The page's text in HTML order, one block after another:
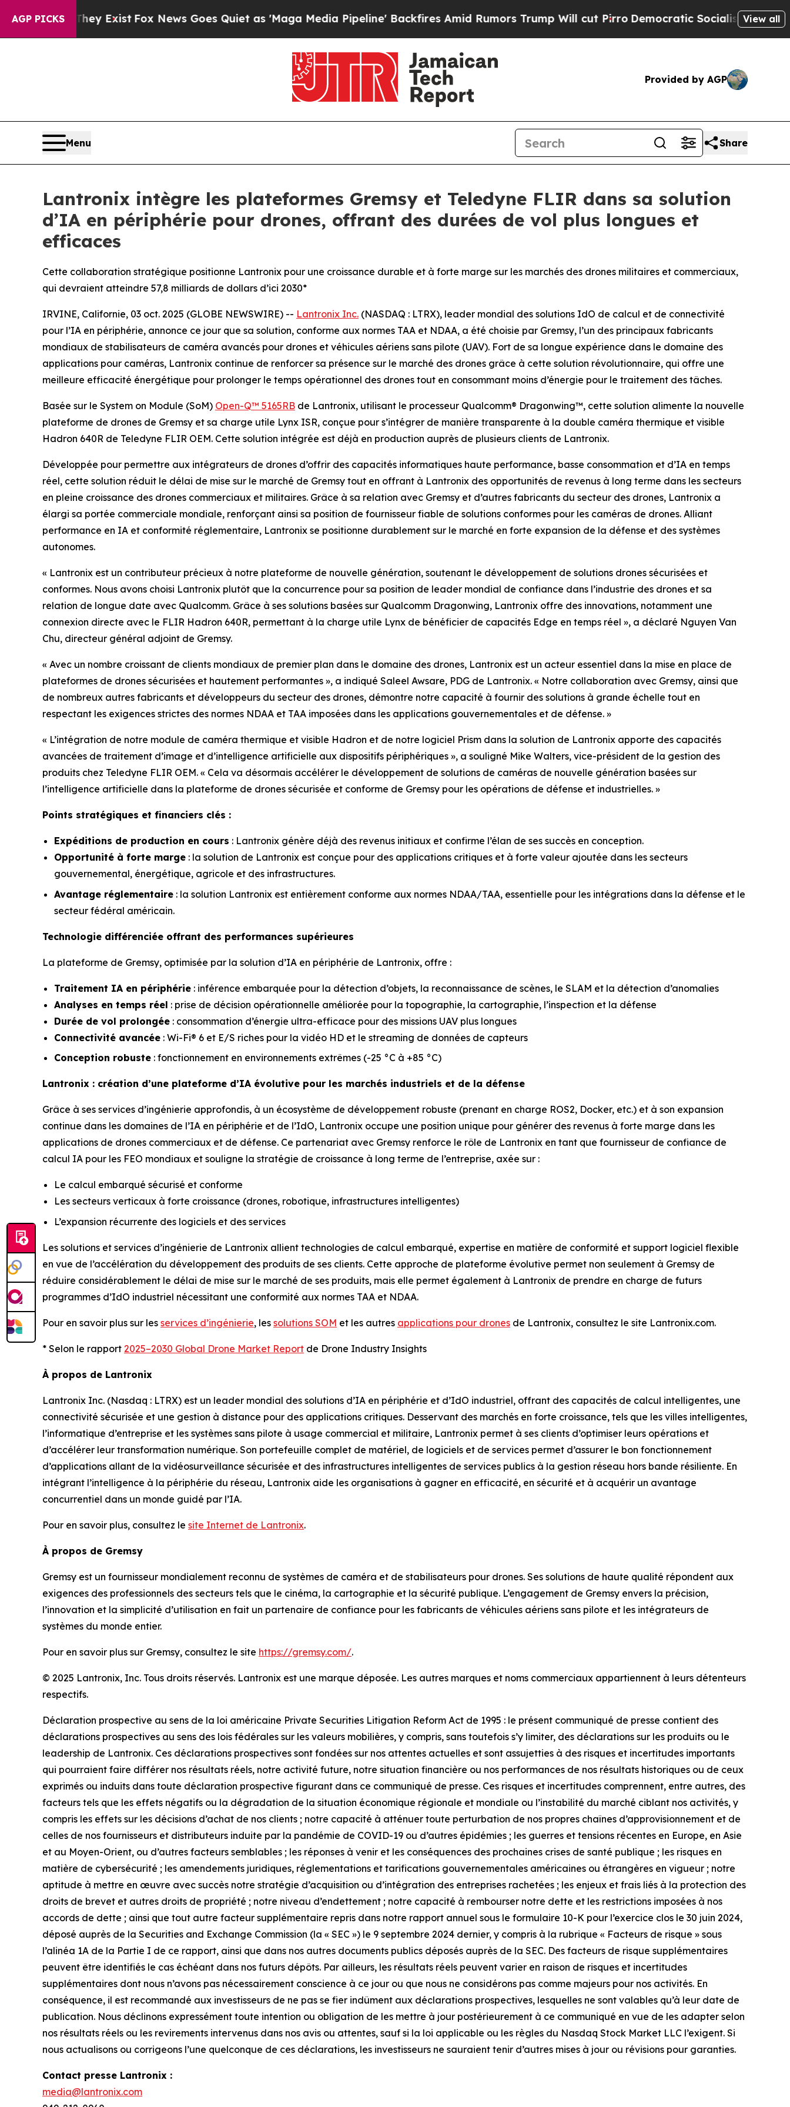
AGP PICKS
ExistFox News Goes Quiet as 'Maga Media Pipeline' Backfires Amid Rumors Trump Will cut PirroDemocratic Socialists of America Propose
View all
Provided by AGP
Menu Share
Lantronix intègre les plateformes Gremsy et Teledyne FLIR dans sa solution
d’IA en périphérie pour drones, offrant des durées de vol plus longues et
efficaces
Cette collaboration stratégique positionne Lantronix pour une croissance durable et à forte marge sur les marchés des drones militaires et commerciaux,
qui devraient atteindre 57,8 milliards de dollars d’ici 2030*
IRVINE, Californie, 03 oct. 2025 (GLOBE NEWSWIRE) -- Lantronix Inc. (NASDAQ : LTRX), leader mondial des solutions IdO de calcul et de connectivité
pour l’IA en périphérie, annonce ce jour que sa solution, conforme aux normes TAA et NDAA, a été choisie par Gremsy, l’un des principaux fabricants
mondiaux de stabilisateurs de caméra avancés pour drones et véhicules aériens sans pilote (UAV). Fort de sa longue expérience dans le domaine des
applications pour caméras, Lantronix continue de renforcer sa présence sur le marché des drones grâce à cette solution révolutionnaire, qui offre une
meilleure efficacité énergétique pour prolonger le temps opérationnel des drones tout en consommant moins d’énergie pour le traitement des tâches.
Basée sur le System on Module (SoM) Open-Q™ 5165RB de Lantronix, utilisant le processeur Qualcomm® Dragonwing™, cette solution alimente la nouvelle
plateforme de drones de Gremsy et sa charge utile Lynx ISR, conçue pour s’intégrer de manière transparente à la double caméra thermique et visible
Hadron 640R de Teledyne FLIR OEM. Cette solution intégrée est déjà en production auprès de plusieurs clients de Lantronix.
Développée pour permettre aux intégrateurs de drones d’offrir des capacités informatiques haute performance, basse consommation et d’IA en temps
réel, cette solution réduit le délai de mise sur le marché de Gremsy tout en offrant à Lantronix des opportunités de revenus à long terme dans les secteurs
en pleine croissance des drones commerciaux et militaires. Grâce à sa relation avec Gremsy et d’autres fabricants du secteur des drones, Lantronix a
élargi sa portée commerciale mondiale, renforçant ainsi sa position de fournisseur fiable de solutions conformes pour les caméras de drones. Alliant
performance en IA et conformité réglementaire, Lantronix se positionne durablement sur le marché en forte expansion de la défense et des systèmes
autonomes.
« Lantronix est un contributeur précieux à notre plateforme de nouvelle génération, soutenant le développement de solutions drones sécurisées et
conformes. Nous avons choisi Lantronix plutôt que la concurrence pour sa position de leader mondial de confiance dans l’industrie des drones et sa
relation de longue date avec Qualcomm. Grâce à ses solutions basées sur Qualcomm Dragonwing, Lantronix offre des innovations, notamment une
connexion directe avec le FLIR Hadron 640R, permettant à la charge utile Lynx de bénéficier de capacités Edge en temps réel », a déclaré Nguyen Van
Chu, directeur général adjoint de Gremsy.
« Avec un nombre croissant de clients mondiaux de premier plan dans le domaine des drones, Lantronix est un acteur essentiel dans la mise en place de
plateformes de drones sécurisées et hautement performantes », a indiqué Saleel Awsare, PDG de Lantronix. « Notre collaboration avec Gremsy, ainsi que
de nombreux autres fabricants et développeurs du secteur des drones, démontre notre capacité à fournir des solutions à grande échelle tout en
respectant les exigences strictes des normes NDAA et TAA imposées dans les applications gouvernementales et de défense. »
« L’intégration de notre module de caméra thermique et visible Hadron et de notre logiciel Prism dans la solution de Lantronix apporte des capacités
avancées de traitement d’image et d’intelligence artificielle aux dispositifs périphériques », a souligné Mike Walters, vice-président de la gestion des
produits chez Teledyne FLIR OEM. « Cela va désormais accélérer le développement de solutions de caméras de nouvelle génération basées sur
l’intelligence artificielle dans la plateforme de drones sécurisée et conforme de Gremsy pour les opérations de défense et industrielles. »
Points stratégiques et financiers clés :
Expéditions de production en cours : Lantronix génère déjà des revenus initiaux et confirme l’élan de ses succès en conception.
Opportunité à forte marge : la solution de Lantronix est conçue pour des applications critiques et à forte valeur ajoutée dans les secteurs
gouvernemental, énergétique, agricole et des infrastructures.
Avantage réglementaire : la solution Lantronix est entièrement conforme aux normes NDAA/TAA, essentielle pour les intégrations dans la défense et le
secteur fédéral américain.
Technologie différenciée offrant des performances supérieures
La plateforme de Gremsy, optimisée par la solution d’IA en périphérie de Lantronix, offre :
Traitement IA en périphérie : inférence embarquée pour la détection d’objets, la reconnaissance de scènes, le SLAM et la détection d’anomalies
Analyses en temps réel : prise de décision opérationnelle améliorée pour la topographie, la cartographie, l’inspection et la défense
Durée de vol prolongée : consommation d’énergie ultra-efficace pour des missions UAV plus longues
Connectivité avancée : Wi-Fi® 6 et E/S riches pour la vidéo HD et le streaming de données de capteurs
Conception robuste : fonctionnement en environnements extrêmes (-25 °C à +85 °C)
Lantronix : création d’une plateforme d’IA évolutive pour les marchés industriels et de la défense
Grâce à ses services d’ingénierie approfondis, à un écosystème de développement robuste (prenant en charge ROS2, Docker, etc.) et à son expansion
continue dans les domaines de l’IA en périphérie et de l’IdO, Lantronix occupe une position unique pour générer des revenus à forte marge dans les
applications de drones commerciaux et de défense. Ce partenariat avec Gremsy renforce le rôle de Lantronix en tant que fournisseur de confiance de
calcul IA pour les FEO mondiaux et souligne la stratégie de croissance à long terme de l’entreprise, axée sur :
Le calcul embarqué sécurisé et conforme
Les secteurs verticaux à forte croissance (drones, robotique, infrastructures intelligentes)
L’expansion récurrente des logiciels et des services
Les solutions et services d’ingénierie de Lantronix allient technologies de calcul embarqué, expertise en matière de conformité et support logiciel flexible
en vue de l’accélération du développement des produits de ses clients. Cette approche de plateforme évolutive permet non seulement à Gremsy de
réduire considérablement le délai de mise sur le marché de ses produits, mais elle permet également à Lantronix de prendre en charge de futurs
programmes d’IdO industriel nécessitant une conformité aux normes TAA et NDAA.
Pour en savoir plus sur les services d’ingénierie, les solutions SOM et les autres applications pour drones de Lantronix, consultez le site Lantronix.com.
* Selon le rapport 2025–2030 Global Drone Market Report de Drone Industry Insights
À propos de Lantronix
Lantronix Inc. (Nasdaq : LTRX) est un leader mondial des solutions d’IA en périphérie et d’IdO industriel, offrant des capacités de calcul intelligentes, une
connectivité sécurisée et une gestion à distance pour des applications critiques. Desservant des marchés en forte croissance, tels que les villes intelligentes,
l’informatique d’entreprise et les systèmes sans pilote à usage commercial et militaire, Lantronix permet à ses clients d’optimiser leurs opérations et
d’accélérer leur transformation numérique. Son portefeuille complet de matériel, de logiciels et de services permet d’assurer le bon fonctionnement
d’applications allant de la vidéosurveillance sécurisée et des infrastructures intelligentes de services publics à la gestion réseau hors bande résiliente. En
intégrant l’intelligence à la périphérie du réseau, Lantronix aide les organisations à gagner en efficacité, en sécurité et à acquérir un avantage
concurrentiel dans un monde guidé par l’IA.
Pour en savoir plus, consultez le site Internet de Lantronix.
À propos de Gremsy
Gremsy est un fournisseur mondialement reconnu de systèmes de caméra et de stabilisateurs pour drones. Ses solutions de haute qualité répondent aux
exigences des professionnels des secteurs tels que le cinéma, la cartographie et la sécurité publique. L’engagement de Gremsy envers la précision,
l’innovation et la simplicité d’utilisation en fait un partenaire de confiance pour les fabricants de véhicules aériens sans pilote et les intégrateurs de
systèmes du monde entier.
Pour en savoir plus sur Gremsy, consultez le site https://gremsy.com/.
© 2025 Lantronix, Inc. Tous droits réservés. Lantronix est une marque déposée. Les autres marques et noms commerciaux appartiennent à leurs détenteurs
respectifs.
Déclaration prospective au sens de la loi américaine Private Securities Litigation Reform Act de 1995 : le présent communiqué de presse contient des
déclarations prospectives au sens des lois fédérales sur les valeurs mobilières, y compris, sans toutefois s’y limiter, des déclarations sur les produits ou le
leadership de Lantronix. Ces déclarations prospectives sont fondées sur nos attentes actuelles et sont assujetties à des risques et incertitudes importants
qui pourraient faire différer nos résultats réels, notre activité future, notre situation financière ou nos performances de nos résultats historiques ou de ceux
exprimés ou induits dans toute déclaration prospective figurant dans ce communiqué de presse. Ces risques et incertitudes comprennent, entre autres, des
facteurs tels que les effets négatifs ou la dégradation de la situation économique régionale et mondiale ou l’instabilité du marché ciblant nos activités, y
compris les effets sur les décisions d’achat de nos clients ; notre capacité à atténuer toute perturbation de nos propres chaînes d’approvisionnement et de
celles de nos fournisseurs et distributeurs induite par la pandémie de COVID-19 ou d’autres épidémies ; les guerres et tensions récentes en Europe, en Asie
et au Moyen-Orient, ou d’autres facteurs semblables ; les réponses à venir et les conséquences des prochaines crises de santé publique ; les risques en
matière de cybersécurité ; les amendements juridiques, réglementations et tarifications gouvernementales américaines ou étrangères en vigueur ; notre
aptitude à mettre en œuvre avec succès notre stratégie d’acquisition ou d’intégration des entreprises rachetées ; les enjeux et frais liés à la protection des
droits de brevet et autres droits de propriété ; notre niveau d’endettement ; notre capacité à rembourser notre dette et les restrictions imposées à nos
accords de dette ; ainsi que tout autre facteur supplémentaire repris dans notre rapport annuel sous le formulaire 10-K pour l’exercice clos le 30 juin 2024,
déposé auprès de la Securities and Exchange Commission (la « SEC ») le 9 septembre 2024 dernier, y compris à la rubrique « Facteurs de risque » sous
l’alinéa 1A de la Partie I de ce rapport, ainsi que dans nos autres documents publics déposés auprès de la SEC. Des facteurs de risque supplémentaires
peuvent être identifiés le cas échéant dans nos futurs dépôts. Par ailleurs, les résultats réels peuvent varier en raison de risques et incertitudes
supplémentaires dont nous n’avons pas nécessairement conscience à ce jour ou que nous ne considérons pas comme majeurs pour nos activités. En
conséquence, il est recommandé aux investisseurs de ne pas se fier indûment aux déclarations prospectives, lesquelles ne sont valables qu’à leur date de
publication. Nous déclinons expressément toute intention ou obligation de les mettre à jour postérieurement à ce communiqué en vue de les adapter selon
nos résultats réels ou les revirements intervenus dans nos avis ou attentes, sauf si la loi applicable ou les règles du Nasdaq Stock Market LLC l’exigent. Si
nous actualisons ou corrigeons l’une quelconque de ces déclarations, les investisseurs ne sauraient tenir d’autres mises à jour ou révisions pour garanties.
Contact presse Lantronix :
media@lantronix.com